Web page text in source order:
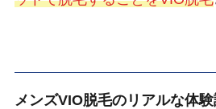
メンズVIO脱毛のリアルな体